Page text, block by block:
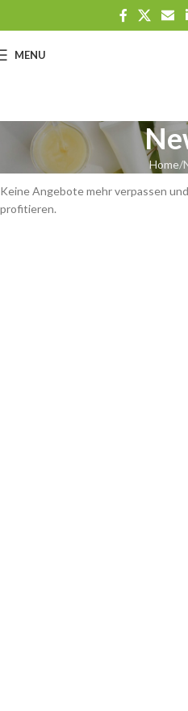
MENU
Home
Keine Angebote mehr verpassen
profitieren.